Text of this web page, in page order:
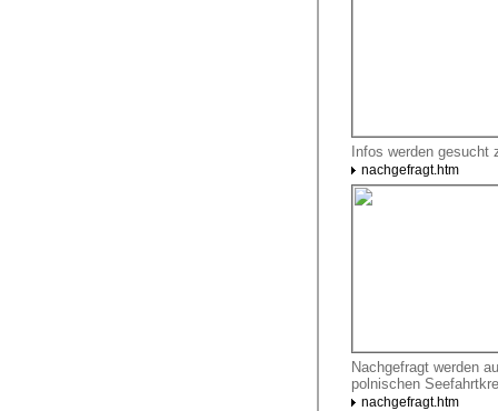
Infos werden
nachgefragt.htm
Nachgefragt werden
polnischen
nachgefragt.htm